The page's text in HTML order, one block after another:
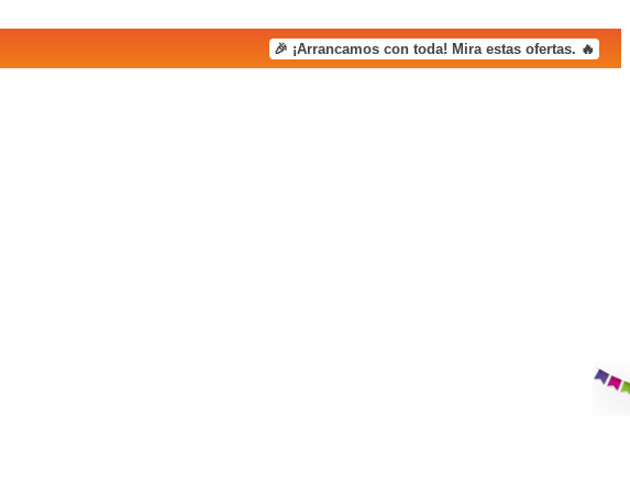
🎉 ¡Arrancamos con toda! Mira estas ofertas. 🔥